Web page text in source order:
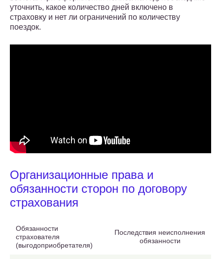
уточнить, какое количество дней включено в
страховку и нет ли ограничений по количеству
поездок.
Организационные права и
обязанности сторон по договору
страхования
Обязанности
страхователя
(выгодоприобретателя)
Последствия неисполнения
обязанности